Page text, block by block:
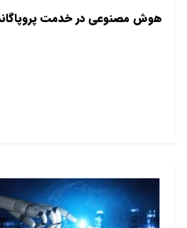
هوش مصنوعی در خدمت